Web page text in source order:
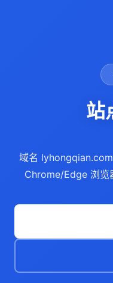
站
域名
Chrome/Edge 浏览